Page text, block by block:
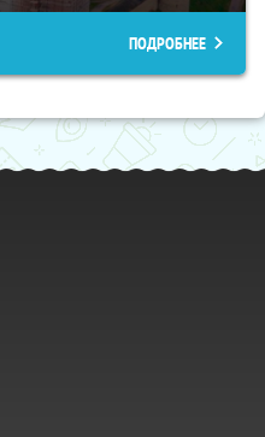
ПОДРОБНЕЕ